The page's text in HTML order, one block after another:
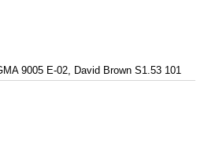
9005 E-02, David Brown S1.53 101